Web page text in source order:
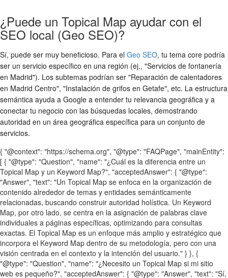
¿Puede un Topical Map ayudar con el
SEO local (Geo SEO)?
Sí, puede ser muy beneficioso. Para el Geo SEO, tu tema core podría
ser un servicio específico en una región (ej., "Servicios de fontanería
en Madrid"). Los subtemas podrían ser "Reparación de calentadores
en Madrid Centro", "Instalación de grifos en Getafe", etc. La estructura
semántica ayuda a Google a entender tu relevancia geográfica y a
conectar tu negocio con las búsquedas locales, demostrando
autoridad en un área geográfica específica para un conjunto de
servicios.
{ "@context": "https://schema.org", "@type": "FAQPage", "mainEntity":
[ { "@type": "Question", "name": "¿Cuál es la diferencia entre un
Topical Map y un Keyword Map?", "acceptedAnswer": { "@type":
"Answer", "text": "Un Topical Map se enfoca en la organización de
contenido alrededor de temas y entidades semánticamente
relacionadas, buscando construir autoridad holística. Un Keyword
Map, por otro lado, se centra en la asignación de palabras clave
individuales a páginas específicas, optimizando para consultas
exactas. El Topical Map es un enfoque más amplio y estratégico que
incorpora el Keyword Map dentro de su metodología, pero con una
visión centrada en el contexto y la intención del usuario." } }, {
"@type": "Question", "name": "¿Necesito un Topical Map si mi sitio
web es pequeño?", "acceptedAnswer": { "@type": "Answer", "text": "Sí,